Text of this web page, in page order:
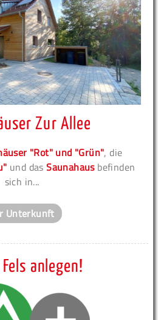
Zur Allee
"Rot" und "Grün", die
und dasSaunahausbefinden
sich in...
Unterkunft
Fels anlegen!